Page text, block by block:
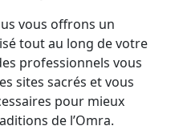
vous offrons un
tout au long de votre
professionnels vous
sites sacrés et vous
pour mieux
de l’Omra.